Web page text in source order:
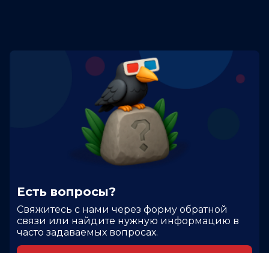
Есть вопросы?
Cвяжитесь с нами через форму обратной
связи или найдите нужную информацию в
часто задаваемых вопросах.